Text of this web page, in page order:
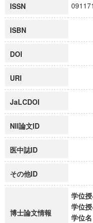
ISSN
ISBN
DOI
URI
JaLCDOI
NII論文ID
医中誌ID
その他ID
博士論文情報
学位
学位
学位名